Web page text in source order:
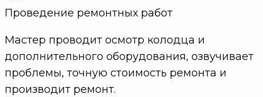
Проведение ремонтных работ
Мастер проводит осмотр колодца и
дополнительного оборудования, озвучивает
проблемы, точную стоимость ремонта и
производит ремонт.